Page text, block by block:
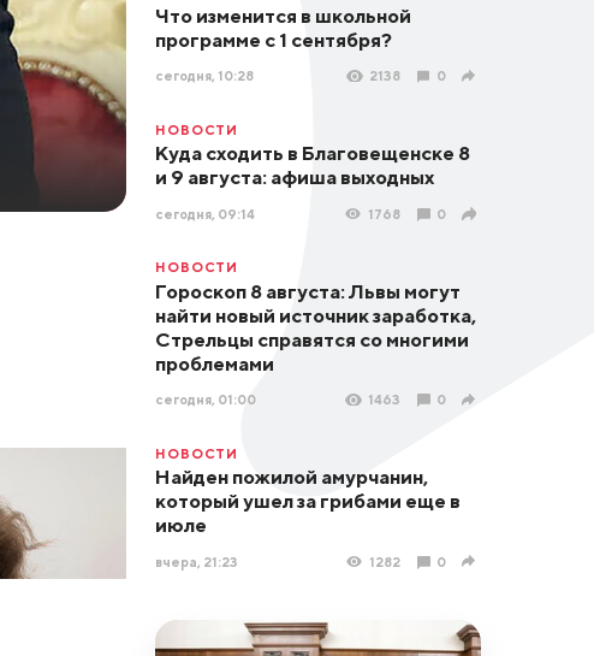
Что изменится в школьной
программе с 1 сентября?
сегодня, 10:28 2138 0
НОВОСТИ
Куда сходить в Благовещенске 8
и 9 августа: афиша выходных
сегодня, 09:14 1768 0
НОВОСТИ
Гороскоп 8 августа: Львы могут
найти новый источник заработка,
Стрельцы справятся со многими
проблемами
сегодня, 01:00 1463 0
НОВОСТИ
Найден пожилой амурчанин,
который ушел за грибами еще в
июле
вчера, 21:23 1282 0